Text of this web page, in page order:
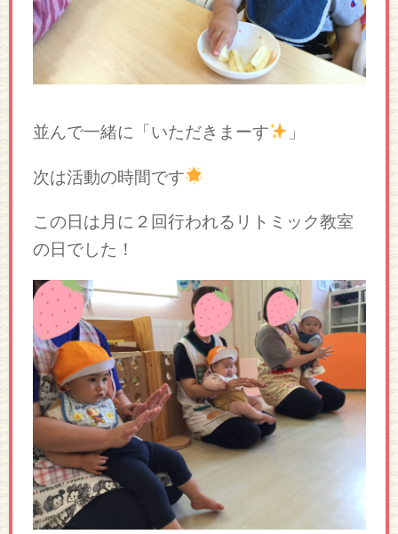
並んで一緒に「いただきまーす 」
次は活動の時間です
この日は月に２回行われるリトミック教室
の日でした！